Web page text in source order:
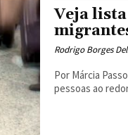
Veja
Rodrigo Borges
Por Márcia Passoni Colaboração de Helion Póvoa Neto Atualizado em 02/03/17 As situações às
pessoas ao